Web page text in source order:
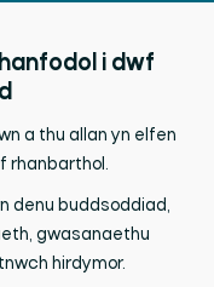
i dwf
a thu allan yn elfen
rhanbarthol.
denu buddsoddiad,
gwasanaethu
hirdymor.